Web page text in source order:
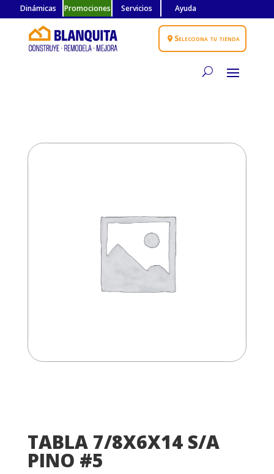
Dinámicas Promociones Servicios Ayuda
Selecciona tu tienda
TABLA 7/8X6X14 S/A
PINO #5